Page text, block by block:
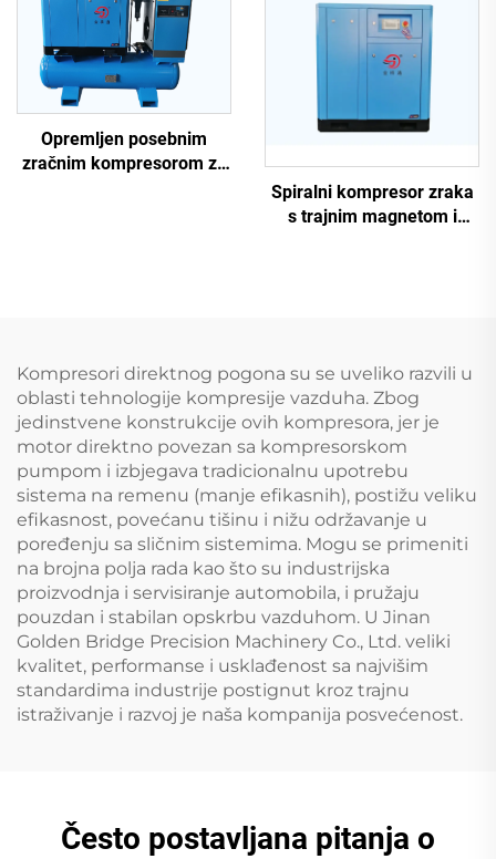
Opremljen posebnim
zračnim kompresorom za
Spiralni kompresor zraka
s trajnim magnetom i
Kompresori direktnog pogona su se uveliko razvili u
oblasti tehnologije kompresije vazduha. Zbog
jedinstvene konstrukcije ovih kompresora, jer je
motor direktno povezan sa kompresorskom
pumpom i izbjegava tradicionalnu upotrebu
sistema na remenu (manje efikasnih), postižu veliku
efikasnost, povećanu tišinu i nižu održavanje u
poređenju sa sličnim sistemima. Mogu se primeniti
na brojna polja rada kao što su industrijska
proizvodnja i servisiranje automobila, i pružaju
pouzdan i stabilan opskrbu vazduhom. U Jinan
Golden Bridge Precision Machinery Co., Ltd. veliki
kvalitet, performanse i usklađenost sa najvišim
standardima industrije postignut kroz trajnu
istraživanje i razvoj je naša kompanija posvećenost.
Često postavljana pitanja o